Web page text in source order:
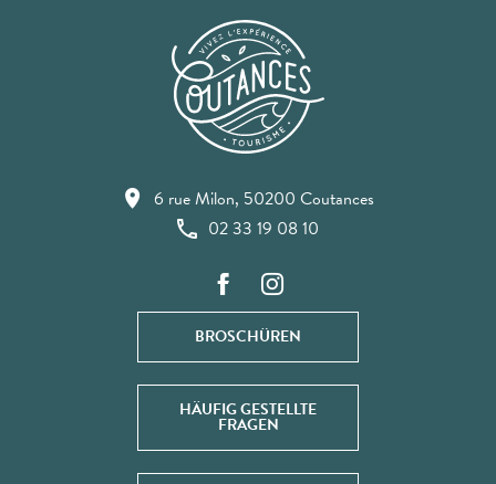
6 rue Milon, 50200 Coutances
02 33 19 08 10
BROSCHÜREN
HÄUFIG GESTELLTE
FRAGEN